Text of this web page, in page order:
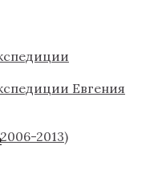
Евгения
2013)